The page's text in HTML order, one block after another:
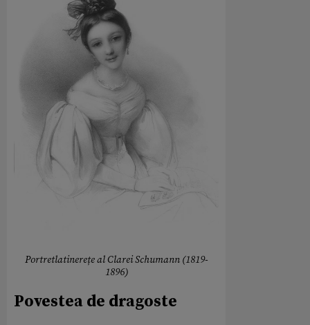
Portretlatinerețe al Clarei Schumann (1819-
1896)
Povestea de dragoste